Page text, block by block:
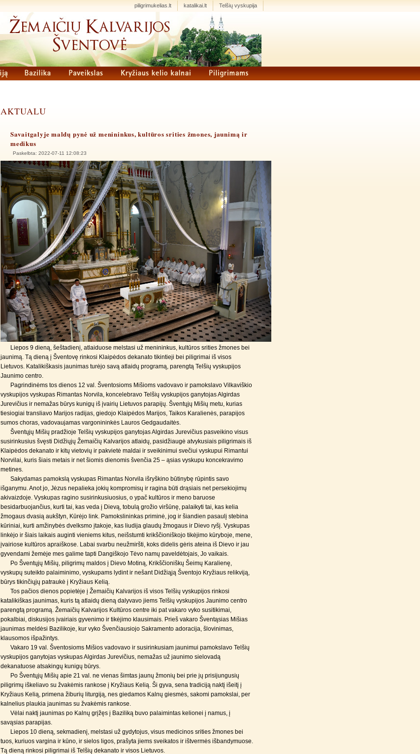
piligrimukelias.lt katalikai.lt Telšių vyskupija
AKTUALU
Savaitgalyje maldų pynė už menininkus, kultūros srities žmones, jaunimą ir
medikus
Paskelbta: 2022-07-11 12:08:23
Liepos 9 dieną, šeštadienį, atlaiduose melstasi už menininkus, kultūros srities žmones bei
jaunimą. Tą dieną į Šventovę rinkosi Klaipėdos dekanato tikintieji bei piligrimai iš visos
Lietuvos. Katalikiškasis jaunimas turėjo savą atlaidų programą, parengtą Telšių vyskupijos
Jaunimo centro.
Pagrindinėms tos dienos 12 val. Šventosioms Mišioms vadovavo ir pamokslavo Vilkaviškio
vyskupijos vyskupas Rimantas Norvila, koncelebravo Telšių vyskupijos ganytojas Algirdas
Jurevičius ir nemažas būrys kunigų iš įvairių Lietuvos parapijų. Šventųjų Mišių metu, kurias
tiesiogiai transliavo Marijos radijas, giedojo Klaipėdos Marijos, Taikos Karalienės, parapijos
sumos choras, vadovaujamas vargonininkės Lauros Gedgaudaitės.
Šventųjų Mišių pradžioje Telšių vyskupijos ganytojas Algirdas Jurevičius pasveikino visus
susirinkusius švęsti Didžiųjų Žemaičių Kalvarijos atlaidų, pasidžiaugė atvykusiais piligrimais iš
Klaipėdos dekanato ir kitų vietovių ir pakvietė maldai ir sveikinimui svečiui vyskupui Rimantui
Norvilai, kuris šiais metais ir net šiomis dienomis švenčia 25 – ąsias vyskupu koncekravimo
metines.
Sakydamas pamokslą vyskupas Rimantas Norvila išryškino būtinybę rūpintis savo
išganymu. Anot jo, Jėzus nepalieka jokių kompromisų ir ragina būti drąsiais net persekiojimų
akivaizdoje. Vyskupas ragino susirinkusiuosius, o ypač kultūros ir meno baruose
besidarbuojančius, kurti tai, kas veda į Dievą, tobulą grožio viršūnę, palaikyti tai, kas kelia
žmogaus dvasią aukštyn, Kūrėjo link. Pamokslininkas priminė, jog ir šiandien pasaulį stebina
kūriniai, kurti amžinybės dvelksmo įtakoje, kas liudija glaudų žmogaus ir Dievo ryšį. Vyskupas
linkėjo ir šiais laikais auginti vieniems kitus, neišstumti krikščioniškojo tikėjimo kūryboje, mene,
įvairiose kultūros apraiškose. Labai svarbu neužmiršti, koks didelis gėris ateina iš Dievo ir jau
gyvendami žemėje mes galime tapti Dangiškojo Tėvo namų paveldėtojais, Jo vaikais.
Po Šventųjų Mišių, piligrimų maldos į Dievo Motiną, Krikščioniškų Šeimų Karalienę,
vyskupų suteikto palaiminimo, vyskupams lydint ir nešant Didžiąją Šventojo Kryžiaus relikviją,
būrys tikinčiųjų patraukė į Kryžiaus Kelią.
Tos pačios dienos popietėje į Žemaičių Kalvarijos iš visos Telšių vyskupijos rinkosi
katalikiškas jaunimas, kuris tą atlaidų dieną dalyvavo jiems Telšių vyskupijos Jaunimo centro
parengtą programą. Žemaičių Kalvarijos Kultūros centre iki pat vakaro vyko susitikimai,
pokalbiai, diskusijos įvairiais gyvenimo ir tikėjimo klausimais. Prieš vakaro Šventąsias Mišias
jaunimas meldėsi Bazilikoje, kur vyko Švenčiausiojo Sakramento adoracija, šlovinimas,
klausomos išpažintys.
Vakaro 19 val. Šventosioms Mišios vadovavo ir susirinkusiam jaunimui pamokslavo Telšių
vyskupijos ganytojas vyskupas Algirdas Jurevičius, nemažas už jaunimo sielovadą
dekanatuose atsakingų kunigų būrys.
Po Šventųjų Mišių apie 21 val. ne vienas šimtas jaunų žmonių bei prie jų prisijungusių
piligrimų iškeliavo su žvakėmis rankose į Kryžiaus Kelią. Ši gyva, sena tradiciją naktį išeitį į
Kryžiaus Kelią, primena žiburių liturgiją, nes giedamos Kalnų giesmės, sakomi pamokslai, per
kalnelius plaukia jaunimas su žvakėmis rankose.
Vėlai naktį jaunimas po Kalnų grįžęs į Baziliką buvo palaimintas kelionei į namus, į
savąsias parapijas.
Liepos 10 dieną, sekmadienį, melstasi už gydytojus, visus medicinos srities žmones bei
tuos, kuriuos vargina ir kūno, ir sielos ligos, prašyta jiems sveikatos ir ištvermės išbandymuose.
Tą dieną rinkosi piligrimai iš Telšių dekanato ir visos Lietuvos.